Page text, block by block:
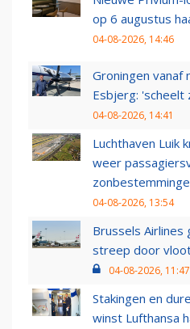
op 6 augustus
04-08-2026, 14:46
Groningen vanaf
Esbjerg: 'scheelt
04-08-2026, 14:41
Luchthaven Luik
weer
04-08-2026, 13:54
Brussels
streep door
04-08-2026, 11:47
Stakingen en
winst Lufthansa